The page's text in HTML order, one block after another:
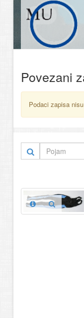
Povezani
Podaci zapisa